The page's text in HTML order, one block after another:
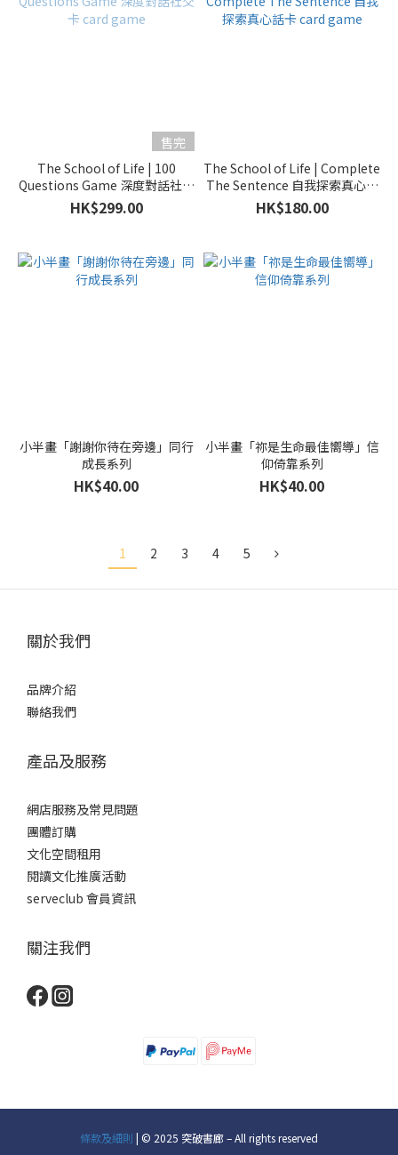
售完
The School of Life | 100
Questions Game 深度對話社交
卡 card game
HK$299.00
The School of Life | Complete
The Sentence 自我探索真心話
卡 card game
HK$180.00
小半畫「謝謝你待在旁邊」同行
成長系列
HK$40.00
小半畫「祢是生命最佳嚮導」信
仰倚靠系列
HK$40.00
1 2 3 4 5
關於我們
品牌介紹
聯絡我們
產品及服務
網店服務及常見問題
團體訂購
文化空間租用
閱讀文化推廣活動
serveclub 會員資訊
關注我們
條款及細則 | © 2025 突破書廊 – All rights reserved